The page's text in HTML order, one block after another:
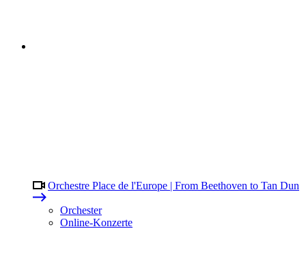
Orchestre Place de l'Europe | From Beethoven to Tan Dun
Orchester
Online-Konzerte